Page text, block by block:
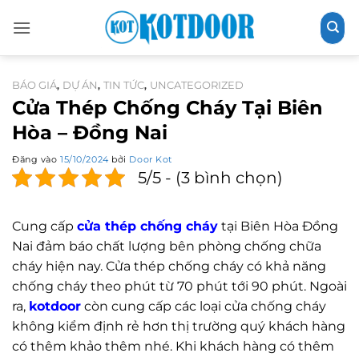
qua
BÁO GIÁ, DỰ ÁN,TIN TỨC, UNCATEGORIZED
Cửa Thép Chống Cháy Tại Biên
Hòa – Đồng Nai
Đăng vào15/10/2024 bởi Door Kot
5/5 - (3 bình chọn)
Cung cấp cửa thép chống cháy tại Biên Hòa Đồng
Nai đảm báo chất lượng bên phòng chống chữa
cháy hiện nay. Cửa thép chống cháy có khả năng
chống cháy theo phút từ 70 phút tới 90 phút. Ngoài
ra, kotdoor còn cung cấp các loại cửa chống cháy
không kiểm định rẻ hơn thị trường quý khách hàng
có thêm khảo thêm nhé. Khi khách hàng có thêm